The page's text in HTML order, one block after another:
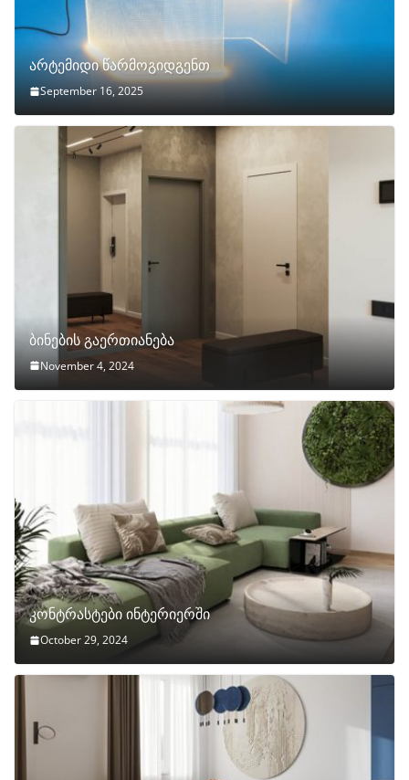
არტემიდი წარმოგიდგენთ
September 16, 2025
ბინების გაერთიანება
November 4, 2024
კონტრასტები ინტერიერში
October 29, 2024